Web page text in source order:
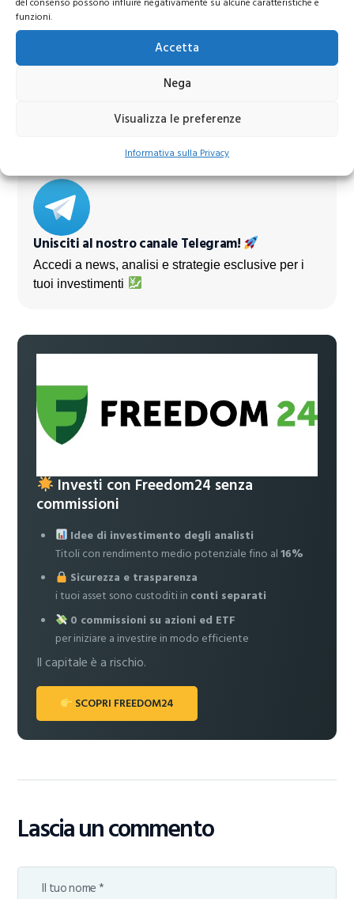
funzioni.
Accetta
Nega
Visualizza le preferenze
Informativa sulla Privacy
Unisciti al nostro canale Telegram!
Accedi a news, analisi e strategie esclusive per i
tuoi investimenti
Investi con Freedom24 senza
commissioni
Idee di investimento degli analisti
Titoli con rendimento medio potenziale fino al16%
Sicurezza e trasparenza
i tuoi asset sono custoditi in conti separati
0 commissioni su azioni ed ETF
per iniziare a investire in modo efficiente
Il capitale è a rischio.
SCOPRI FREEDOM24
Lascia un commento